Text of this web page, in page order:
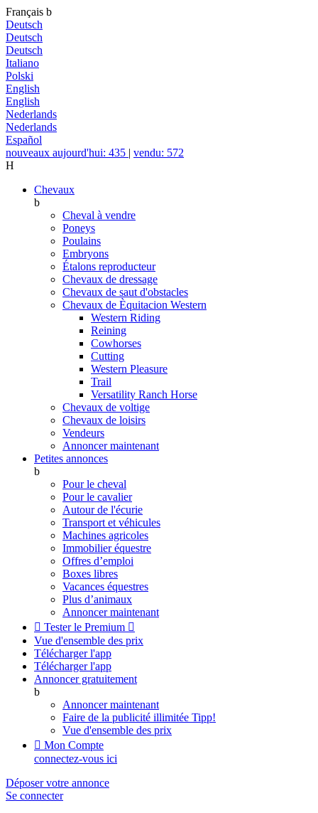
Français b
Deutsch
Deutsch
Deutsch
Italiano
Polski
English
English
Nederlands
Nederlands
Español
nouveaux aujourd'hui: 435 | vendu: 572
H
Chevaux
b
Cheval à vendre
Poneys
Poulains
Embryons
Étalons reproducteur
Chevaux de dressage
Chevaux de saut d'obstacles
Chevaux de Èquitacion Western
Western Riding
Reining
Cowhorses
Cutting
Western Pleasure
Trail
Versatility Ranch Horse
Chevaux de voltige
Chevaux de loisirs
Vendeurs
Annoncer maintenant
Petites annonces
b
Pour le cheval
Pour le cavalier
Autour de l'écurie
Transport et véhicules
Machines agricoles
Immobilier équestre
Offres d’emploi
Boxes libres
Vacances équestres
Plus d’animaux
Annoncer maintenant
 Tester le Premium 
Vue d'ensemble des prix
Télécharger l'app
Télécharger l'app
Annoncer gratuitement
b
Annoncer maintenant
Faire de la publicité illimitée Tipp!
Vue d'ensemble des prix
 Mon Compte
connectez-vous ici
Déposer votre annonce
Se connecter